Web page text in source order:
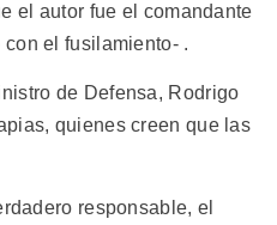
el autor fue el comandante
el fusilamiento- .
de Defensa, Rodrigo
quienes creen que las
responsable, el